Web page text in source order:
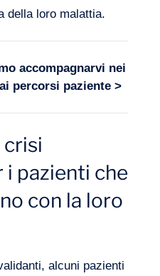
della loro malattia.
accompagnarvi nei
percorsi paziente>
crisi
pazienti che
con la loro
alcuni pazienti